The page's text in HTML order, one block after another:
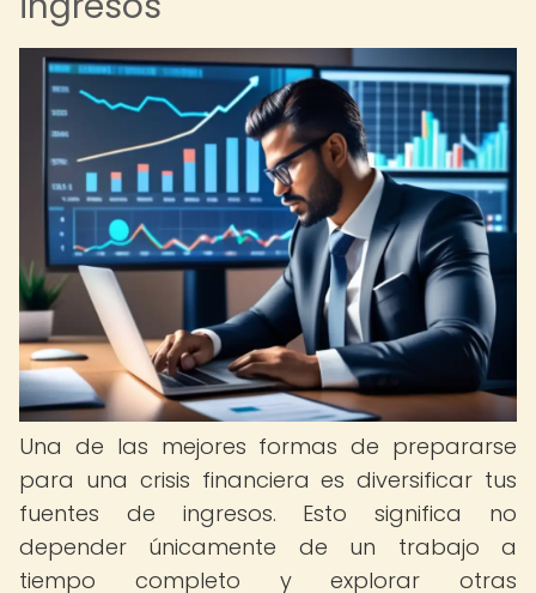
Una de las mejores formas de prepararse
para una crisis financiera es diversificar tus
fuentes de ingresos. Esto significa no
depender únicamente de un trabajo a
tiempo completo y explorar otras